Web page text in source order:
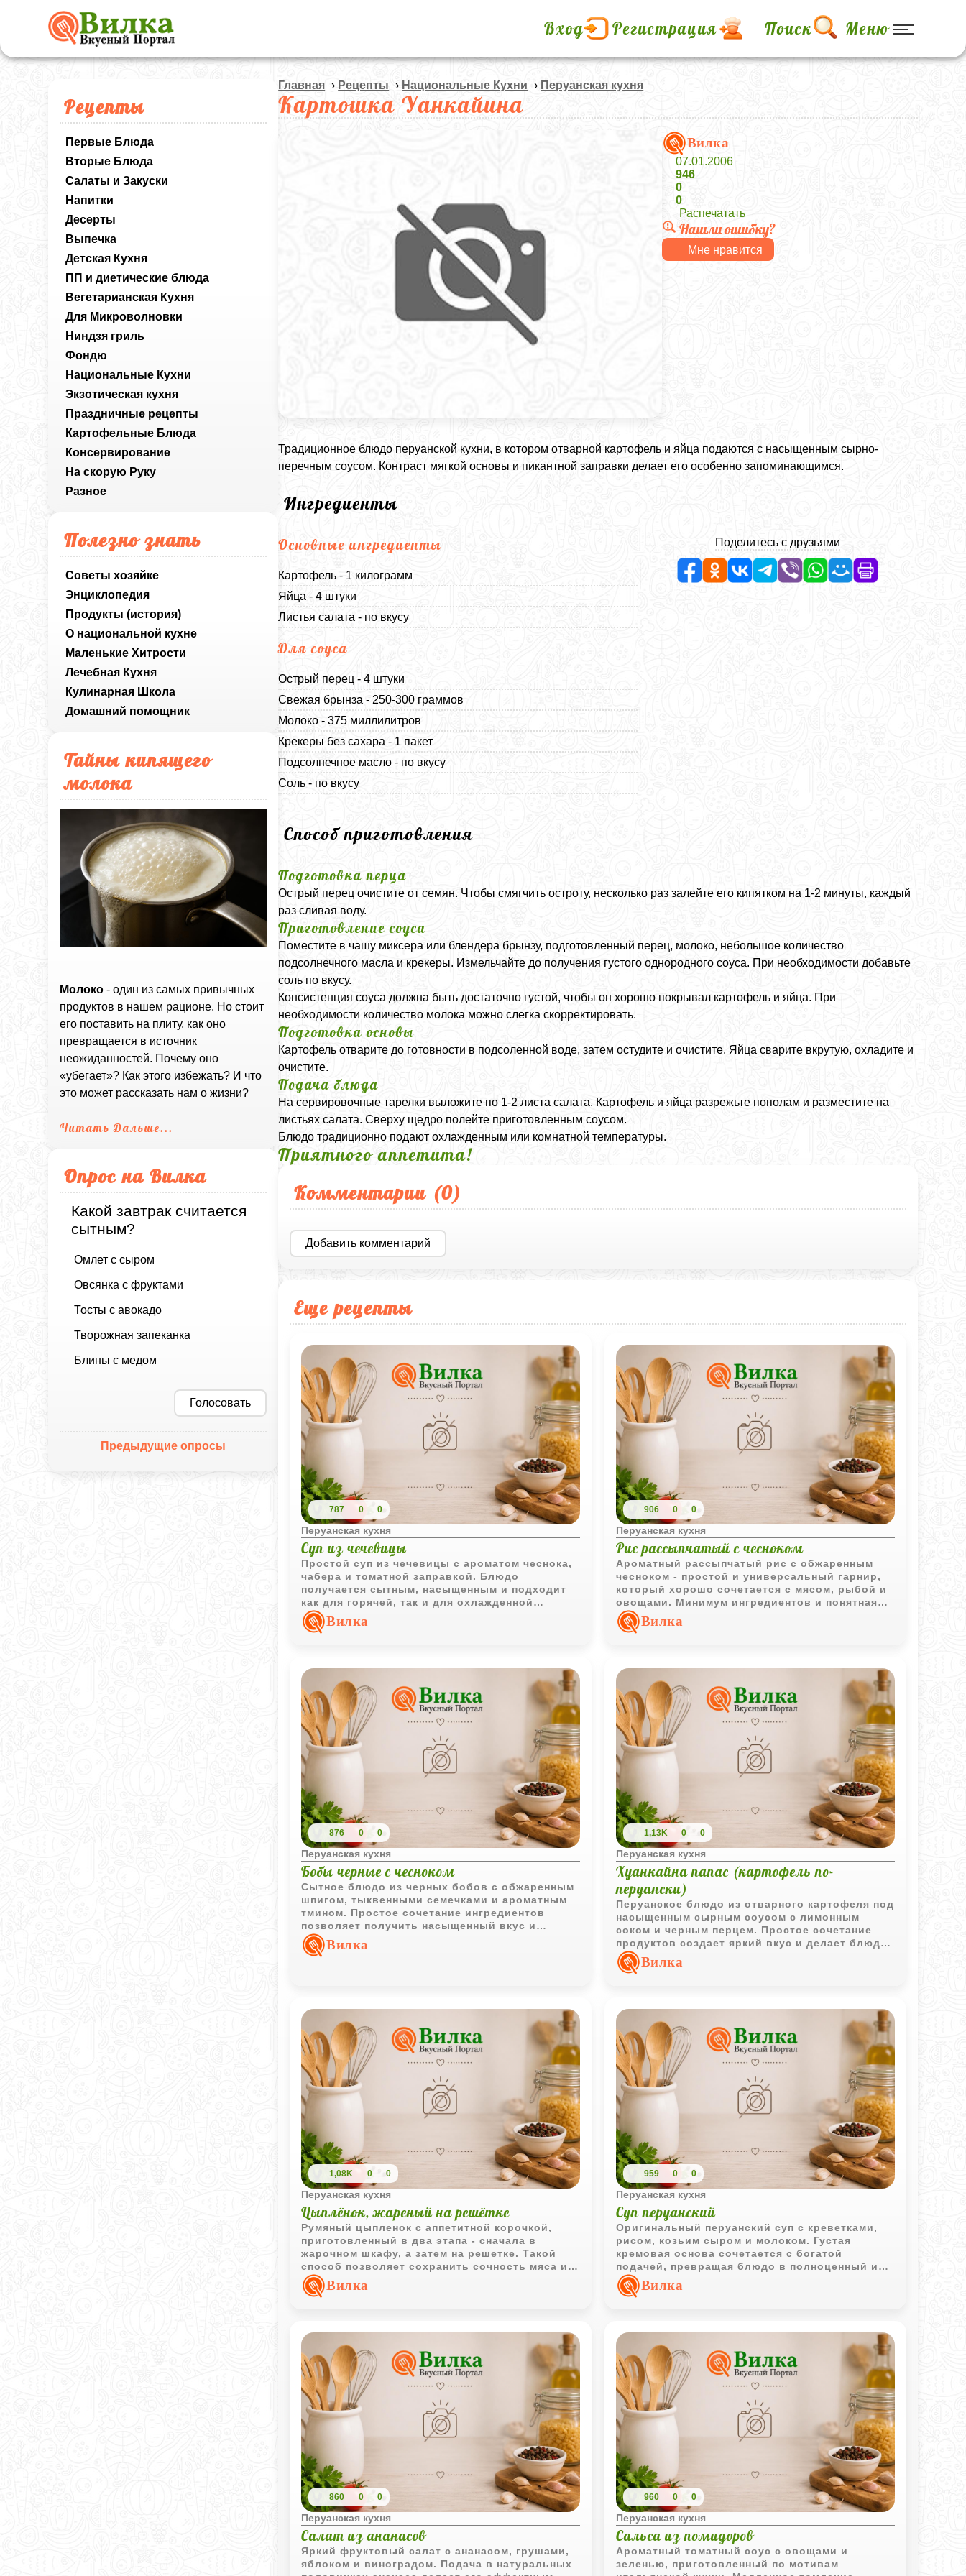
Вход Регистрация Поиск Меню
Рецепты
Первые Блюда
Вторые Блюда
Салаты и Закуски
Напитки
Десерты
Выпечка
Детская Кухня
ПП и диетические блюда
Вегетарианская Кухня
Для Микроволновки
Ниндзя гриль
Фондю
Национальные Кухни
Экзотическая кухня
Праздничные рецепты
Картофельные Блюда
Консервирование
На скорую Руку
Разное
Полезно знать
Советы хозяйке
Энциклопедия
Продукты (история)
О национальной кухне
Маленькие Хитрости
Лечебная Кухня
Кулинарная Школа
Домашний помощник
Тайны кипящего
молока
Молоко - один из самых привычных
продуктов в нашем рационе. Но стоит
его поставить на плиту, как оно
превращается в источник
неожиданностей. Почему оно
«убегает»? Как этого избежать? И что
это может рассказать нам о жизни?
Читать Дальше...
Опрос на Вилка
Какой завтрак считается
сытным?
Омлет с сыром
Овсянка с фруктами
Тосты с авокадо
Творожная запеканка
Блины с медом
Голосовать
Предыдущие опросы
Главная › Рецепты › Национальные Кухни › Перуанская кухня
Картошка Уанкайина
Вилка
07.01.2006
946
0
0
Распечатать
Нашли ошибку?
Мне нравится
Традиционное блюдо перуанской кухни, в котором отварной картофель и яйца подаются с насыщенным сырно-
перечным соусом. Контраст мягкой основы и пикантной заправки делает его особенно запоминающимся.
Ингредиенты
Основные ингредиенты
Картофель - 1 килограмм
Яйца - 4 штуки
Листья салата - по вкусу
Для соуса
Острый перец - 4 штуки
Свежая брынза - 250-300 граммов
Молоко - 375 миллилитров
Крекеры без сахара - 1 пакет
Подсолнечное масло - по вкусу
Соль - по вкусу
Поделитесь с друзьями
Способ приготовления
Подготовка перца
Острый перец очистите от семян. Чтобы смягчить остроту, несколько раз залейте его кипятком на 1-2 минуты, каждый
раз сливая воду.
Приготовление соуса
Поместите в чашу миксера или блендера брынзу, подготовленный перец, молоко, небольшое количество
подсолнечного масла и крекеры. Измельчайте до получения густого однородного соуса. При необходимости добавьте
соль по вкусу.
Консистенция соуса должна быть достаточно густой, чтобы он хорошо покрывал картофель и яйца. При
необходимости количество молока можно слегка скорректировать.
Подготовка основы
Картофель отварите до готовности в подсоленной воде, затем остудите и очистите. Яйца сварите вкрутую, охладите и
очистите.
Подача блюда
На сервировочные тарелки выложите по 1-2 листа салата. Картофель и яйца разрежьте пополам и разместите на
листьях салата. Сверху щедро полейте приготовленным соусом.
Блюдо традиционно подают охлажденным или комнатной температуры.
Приятного аппетита!
Комментарии (0)
Добавить комментарий
Еще рецепты
787 0 0
Перуанская кухня
Суп из чечевицы
Простой суп из чечевицы с ароматом чеснока,
чабера и томатной заправкой. Блюдо
получается сытным, насыщенным и подходит
как для горячей, так и для охлажденной
подачи.Вилка
906 0 0
Перуанская кухня
Рис рассыпчатый с чесноком
Ароматный рассыпчатый рис с обжаренным
чесноком - простой и универсальный гарнир,
который хорошо сочетается с мясом, рыбой и
овощами. Минимум ингредиентов и понятная
технология позволяют получить отличный
результат.
Вилка
876 0 0
Перуанская кухня
Бобы черные с чесноком
Сытное блюдо из черных бобов с обжаренным
шпигом, тыквенными семечками и ароматным
тмином. Простое сочетание ингредиентов
позволяет получить насыщенный вкус и
выразительную текстуру.
Вилка
1,13K 0 0
Перуанская кухня
Хуанкайна папас (картофель по-
перуански)
Перуанское блюдо из отварного картофеля под
насыщенным сырным соусом с лимонным
соком и черным перцем. Простое сочетание
продуктов создает яркий вкус и делает блюдо
отличным вариантом для легкого обеда или
ужина.Вилка
1,08K 0 0
Перуанская кухня
Цыплёнок, жареный на решётке
Румяный цыпленок с аппетитной корочкой,
приготовленный в два этапа - сначала в
жарочном шкафу, а затем на решетке. Такой
способ позволяет сохранить сочность мяса и
получить выразительный аромат жареной
птицы.Вилка
959 0 0
Перуанская кухня
Суп перуанский
Оригинальный перуанский суп с креветками,
рисом, козьим сыром и молоком. Густая
кремовая основа сочетается с богатой
подачей, превращая блюдо в полноценный и
сытный обед.
Вилка
860 0 0
Перуанская кухня
Салат из ананасов
Яркий фруктовый салат с ананасом, грушами,
яблоком и виноградом. Подача в натуральных
960 0 0
Перуанская кухня
Сальса из помидоров
Ароматный томатный соус с овощами и
зеленью, приготовленный по мотивам